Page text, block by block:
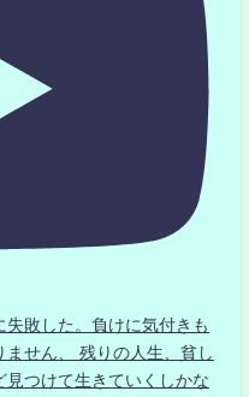
敗した。負けに気付きも
せん、 残りの人生、貧し
見つけて生きていくしかな